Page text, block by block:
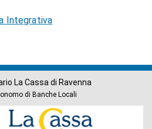
Integrativa
La Cassa di Ravenna
di Banche Locali